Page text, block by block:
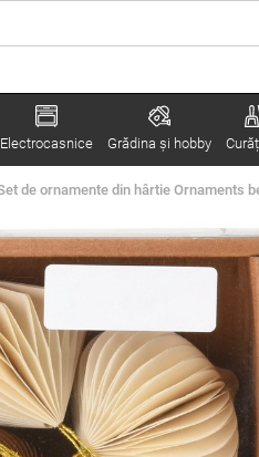
Electrocasnice Grădina şi hobby
de ornamente din hârtie Ornaments